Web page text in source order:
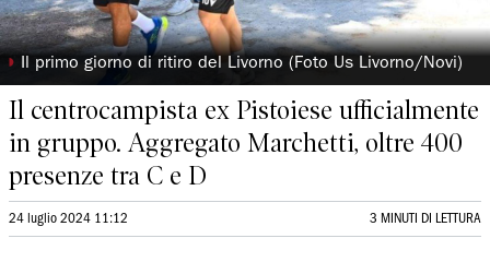
◗ Il primo giorno di ritiro del Livorno (Foto Us Livorno/Novi)
Il centrocampista ex Pistoiese ufficialmente
in gruppo. Aggregato Marchetti, oltre 400
presenze tra C e D
24 luglio 2024 11:12 3 MINUTI DI LETTURA